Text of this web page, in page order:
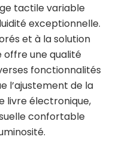
tactile variable
exceptionnelle.
et à la solution
offre une qualité
fonctionnalités
l’ajustement de la
livre électronique,
confortable